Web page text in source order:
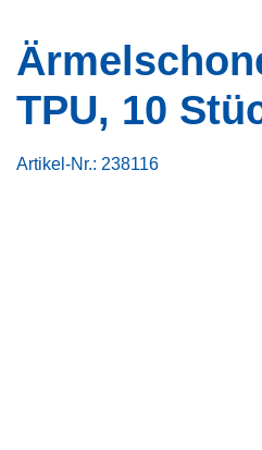
TPU, 10
Artikel-Nr.: 238116